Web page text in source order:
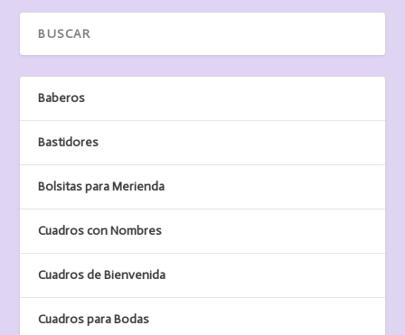
Baberos
Bastidores
Bolsitas para Merienda
Cuadros con Nombres
Cuadros de Bienvenida
Cuadros para Bodas